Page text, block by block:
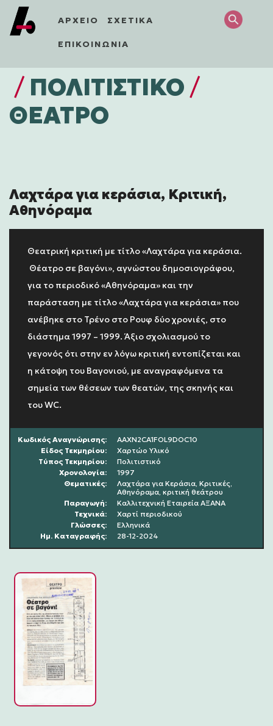
ΑΡΧΕΙΟ ΣΧΕΤΙΚΑ
ΕΠΙΚΟΙΝΩΝΙΑ
/ ΠΟΛΙΤΙΣΤΙΚΌ /
ΘΕΑΤΡΟ
Λαχτάρα για κεράσια, Κριτική,
Αθηνόραμα
Θεατρική κριτική με τίτλο «Λαχτάρα για κεράσια.
Θέατρο σε βαγόνι», αγνώστου δημοσιογράφου,
για το περιοδικό «Αθηνόραμα» και την
παράσταση με τίτλο «Λαχτάρα για κεράσια» που
ανέβηκε στο Τρένο στο Ρουφ δύο χρονιές, στο
διάστημα 1997 – 1999. Άξιο σχολιασμού το
γεγονός ότι στην εν λόγω κριτική εντοπίζεται και
η κάτοψη του Βαγονιού, με αναγραφόμενα τα
σημεία των θέσεων των θεατών, της σκηνής και
του WC.
Κωδικός Αναγνώρισης:
AAXN2CA1FOL9DOC10
Είδος Τεκμηρίου:
Χαρτώο Υλικό
Τύπος Τεκμηρίου:
Πολιτιστικό
Χρονολoγία:
1997
Θεματικές:
Λαχτάρα για Κεράσια, Κριτικές,
Αθηνόραμα, κριτική θεάτρου
Παραγωγή:
Καλλιτεχνική Εταιρεία ΑΞΑΝΑ
Τεχνικά:
Χαρτί περιοδικού
Γλώσσες:
Ελληνικά
Ημ. Καταγραφής:
28-12-2024